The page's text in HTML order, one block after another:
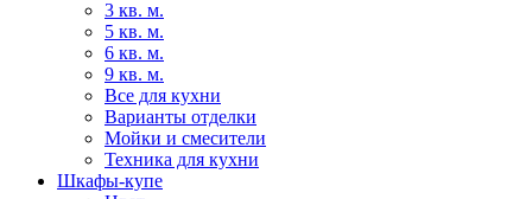
3 кв. м.
5 кв. м.
6 кв. м.
9 кв. м.
Все для кухни
Варианты отделки
Мойки и смесители
Техника для кухни
Шкафы-купе